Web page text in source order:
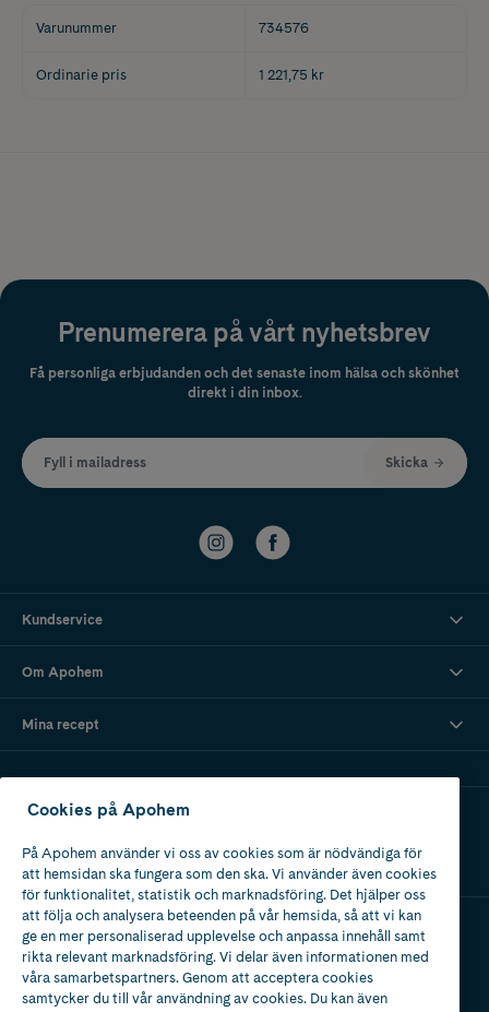
Varunummer 734576
Ordinarie pris 1 221,75 kr
Prenumerera på vårt nyhetsbrev
Få personliga erbjudanden och det senaste inom hälsa och skönhet
direkt i din inbox.
Fyll i mailadress Skicka
Kundservice
Om Apohem
Mina recept
Ladda ner vår app
Apotek med tillstånd
av Läkemedelsverket
Cookies på Apohem
På Apohem använder vi oss av cookies som är nödvändiga för
att hemsidan ska fungera som den ska. Vi använder även cookies
för funktionalitet, statistik och marknadsföring. Det hjälper oss
att följa och analysera beteenden på vår hemsida, så att vi kan
ge en mer personaliserad upplevelse och anpassa innehåll samt
rikta relevant marknadsföring. Vi delar även informationen med
våra samarbetspartners. Genom att acceptera cookies
samtycker du till vår användning av cookies. Du kan även